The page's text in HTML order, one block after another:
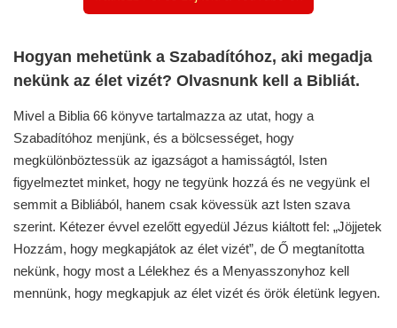
기
Hogyan mehetünk a Szabadítóhoz, aki megadja
nekünk az élet vizét? Olvasnunk kell a Bibliát.
Mivel a Biblia 66 könyve tartalmazza az utat, hogy a
Szabadítóhoz menjünk, és a bölcsességet, hogy
megkülönböztessük az igazságot a hamisságtól, Isten
figyelmeztet minket, hogy ne tegyünk hozzá és ne vegyünk el
semmit a Bibliából, hanem csak kövessük azt Isten szava
szerint. Kétezer évvel ezelőtt egyedül Jézus kiáltott fel: „Jöjjetek
Hozzám, hogy megkapjátok az élet vizét”, de Ő megtanította
nekünk, hogy most a Lélekhez és a Menyasszonyhoz kell
mennünk, hogy megkapjuk az élet vizét és örök életünk legyen.